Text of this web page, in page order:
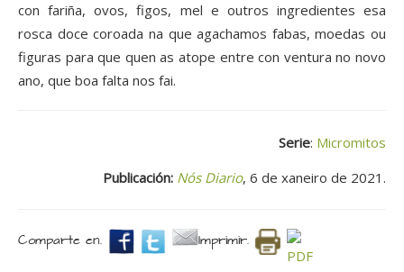
con fariña, ovos, figos, mel e outros ingredientes esa
rosca doce coroada na que agachamos fabas, moedas ou
figuras para que quen as atope entre con ventura no novo
ano, que boa falta nos fai.
Serie: Micromitos
Publicación: Nós Diario, 6 de xaneiro de 2021.
Comparte en. Imprimir.